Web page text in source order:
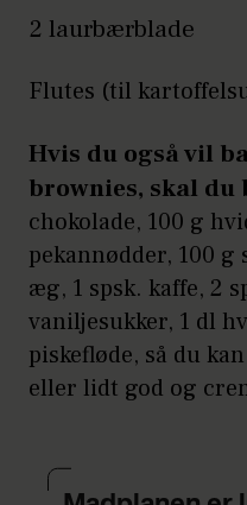
2 laurbærblade
Flutes (til
Hvis du også vil
brownies, skal du
chokolade, 100 g
pekannødder, 100
æg, 1 spsk. kaffe, 2
vaniljesukker, 1 dl
piskefløde, så du
eller lidt god og